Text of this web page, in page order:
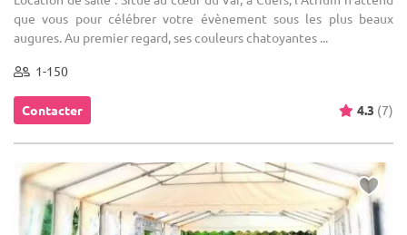
que vous pour célébrer votre évènement sous les plus beaux
augures. Au premier regard, ses couleurs chatoyantes ...
1-150
Contacter 4.3 (7)